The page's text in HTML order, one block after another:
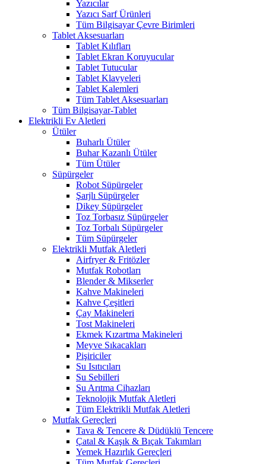
Yazıcılar
Yazıcı Sarf Ürünleri
Tüm Bilgisayar Çevre Birimleri
Tablet Aksesuarları
Tablet Kılıfları
Tablet Ekran Koruyucular
Tablet Tutucular
Tablet Klavyeleri
Tablet Kalemleri
Tüm Tablet Aksesuarları
Tüm Bilgisayar-Tablet
Elektrikli Ev Aletleri
Ütüler
Buharlı Ütüler
Buhar Kazanlı Ütüler
Tüm Ütüler
Süpürgeler
Robot Süpürgeler
Şarjlı Süpürgeler
Dikey Süpürgeler
Toz Torbasız Süpürgeler
Toz Torbalı Süpürgeler
Tüm Süpürgeler
Elektrikli Mutfak Aletleri
Airfryer & Fritözler
Mutfak Robotları
Blender & Mikserler
Kahve Makineleri
Kahve Çeşitleri
Çay Makineleri
Tost Makineleri
Ekmek Kızartma Makineleri
Meyve Sıkacakları
Pişiriciler
Su Isıtıcıları
Su Sebilleri
Su Arıtma Cihazları
Teknolojik Mutfak Aletleri
Tüm Elektrikli Mutfak Aletleri
Mutfak Gereçleri
Tava & Tencere & Düdüklü Tencere
Çatal & Kaşık & Bıçak Takımları
Yemek Hazırlık Gereçleri